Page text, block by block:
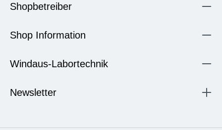
Shopbetreiber
Shop Information
Windaus-Labortechnik
Newsletter